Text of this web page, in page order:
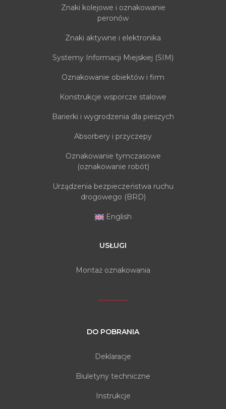
Znaki kolejowe i oznakowanie
peronów
Znaki aktywne i elektronika
Systemy Informacji Miejskiej (SIM)
Oznakowanie obiektów i firm
Konstrukcje wsporcze stalowe
Barierki i wygrodzenia dla pieszych
Absorbery i przyczepy
Oznakowanie tymczasowe
(oznakowanie robót)
Urządzenia bezpieczeństwa ruchu
drogowego (BRD)
English
USŁUGI
Montaż oznakowania
DO POBRANIA
Deklaracje
Biuletyny techniczne
Instrukcje